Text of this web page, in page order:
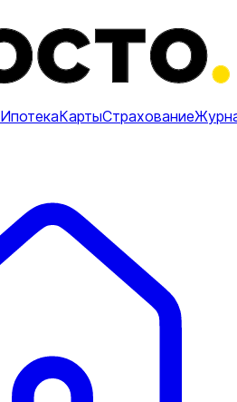
ИпотекаКартыСтрахование